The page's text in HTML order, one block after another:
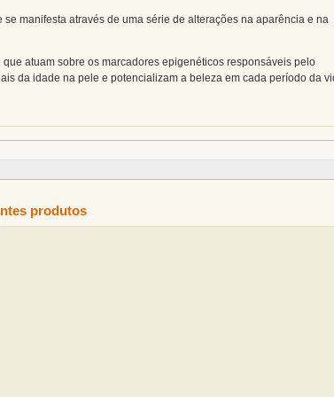
manifesta através de uma série de alterações na aparência e na
atuam sobre os marcadores epigenéticos responsáveis pelo
da idade na pele e potencializam a beleza em cada período da
produtos